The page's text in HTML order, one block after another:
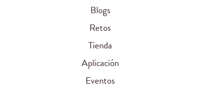
Blogs
Retos
Tienda
Aplicación
Eventos